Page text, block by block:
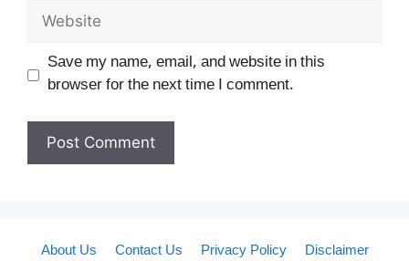
Website
Save my name, email, and website in this
browser for the next time I comment.
About Us Contact Us Privacy Policy Disclaimer